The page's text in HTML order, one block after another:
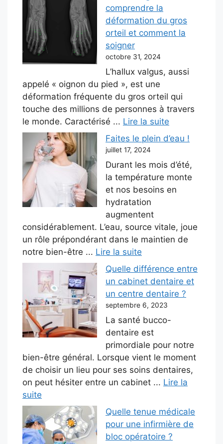
comprendre la
déformation du gros
orteil et comment la
soigner
octobre 31, 2024
L’hallux valgus, aussi
appelé « oignon du pied », est une
déformation fréquente du gros orteil qui
touche des millions de personnes à travers
le monde. Caractérisé ... Lire la suite
Faites le plein d’eau !
juillet 17, 2024
Durant les mois d’été,
la température monte
et nos besoins en
hydratation
augmentent
considérablement. L’eau, source vitale, joue
un rôle prépondérant dans le maintien de
notre bien-être ... Lire la suite
Quelle différence entre
un cabinet dentaire et
un centre dentaire ?
septembre 6, 2023
La santé bucco-
dentaire est
primordiale pour notre
bien-être général. Lorsque vient le moment
de choisir un lieu pour ses soins dentaires,
on peut hésiter entre un cabinet ... Lire la
suite
Quelle tenue médicale
pour une infirmière de
bloc opératoire ?